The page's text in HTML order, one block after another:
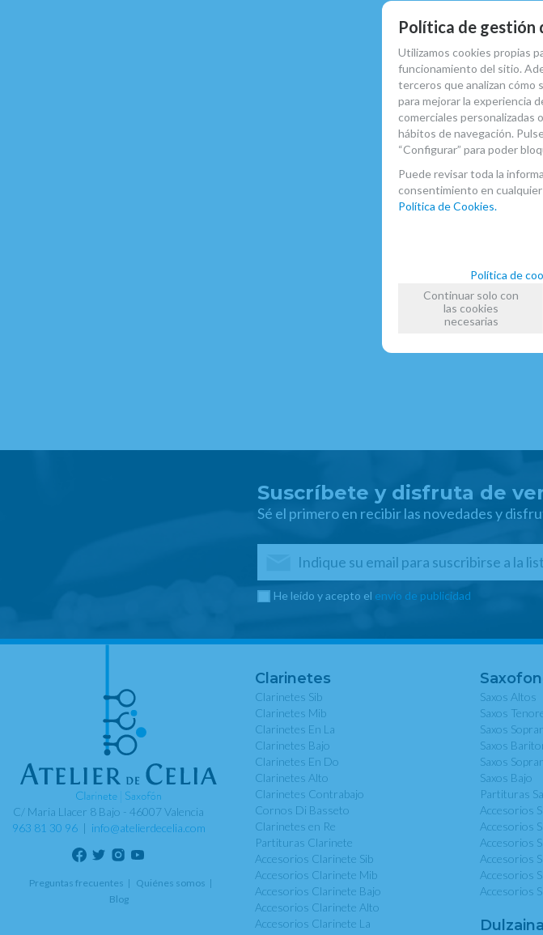
Suscríbete y disfruta de
Sé el primero en recibir las novedades y
He leído y acepto el envío de publicidad
C/ Maria Llacer 8 Bajo - 46007 Valencia
963 81 30 96| info@atelierdecelia.com
Preguntas frecuentes
Quiénes somos
Blog
Clarinetes
Clarinetes Sib
Clarinetes Mib
Clarinetes En La
Clarinetes Bajo
Clarinetes En Do
Clarinetes Alto
Clarinetes Contrabajo
Cornos Di Basseto
Clarinetes en Re
Partituras Clarinete
Accesorios Clarinete Sib
Accesorios Clarinete Mib
Accesorios Clarinete Bajo
Accesorios Clarinete Alto
Accesorios Clarinete La
Saxos Altos
Saxos
Saxos
Saxos
Saxos
Saxos Bajo
Partituras
Accesorios
Accesorios
Accesorios
Accesorios
Accesorios
Accesorios
Política de gestión
Utilizamos cookies propias
funcionamiento del sitio.
terceros que analizan cómo
para mejorar la experiencia
comerciales personalizadas
hábitos de navegación.
“Configurar” para poder
Puede revisar toda la
consentimiento en
Política de Cookies.
Política de
Continuar solo con
las cookies
necesarias